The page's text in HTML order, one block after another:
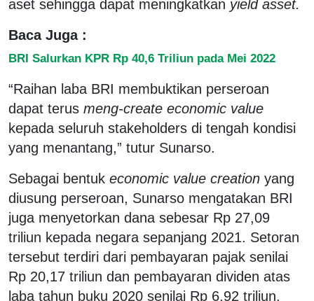
aset sehingga dapat meningkatkan yield asset.
Baca Juga :
BRI Salurkan KPR Rp 40,6 Triliun pada Mei 2022
“Raihan laba BRI membuktikan perseroan
dapat terus meng-create economic value
kepada seluruh stakeholders di tengah kondisi
yang menantang,” tutur Sunarso.
Sebagai bentuk economic value creation yang
diusung perseroan, Sunarso mengatakan BRI
juga menyetorkan dana sebesar Rp 27,09
triliun kepada negara sepanjang 2021. Setoran
tersebut terdiri dari pembayaran pajak senilai
Rp 20,17 triliun dan pembayaran dividen atas
laba tahun buku 2020 senilai Rp 6,92 triliun.